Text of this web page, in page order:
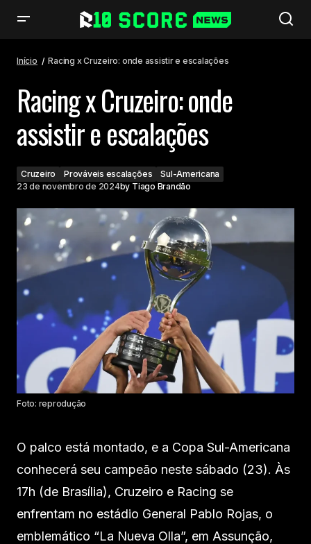
Início Racing x Cruzeiro: onde assistir e escalações
Racing x Cruzeiro: onde
assistir e escalações
Cruzeiro Prováveis escalações
Sul-Americana
23 de novembro de 2024by Tiago Brandão
Foto: reprodução
O palco está montado, e a Copa Sul-Americana
conhecerá seu campeão neste sábado (23). Às
17h (de Brasília), Cruzeiro e Racing se
enfrentam no estádio General Pablo Rojas, o
emblemático “La Nueva Olla”, em Assunção,